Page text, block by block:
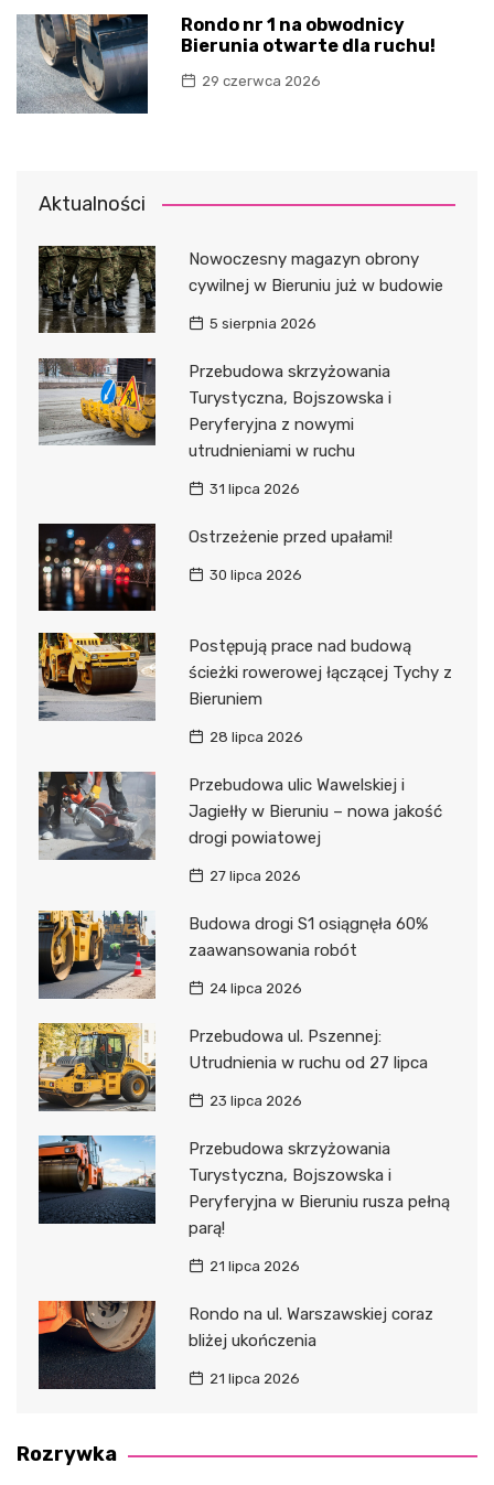
Rondo nr 1 na obwodnicy
Bierunia otwarte dla ruchu!
29 czerwca 2026
Aktualności
Nowoczesny magazyn obrony
cywilnej w Bieruniu już w budowie
5 sierpnia 2026
Przebudowa skrzyżowania
Turystyczna, Bojszowska i
Peryferyjna z nowymi
utrudnieniami w ruchu
31 lipca 2026
Ostrzeżenie przed upałami!
30 lipca 2026
Postępują prace nad budową
ścieżki rowerowej łączącej Tychy z
Bieruniem
28 lipca 2026
Przebudowa ulic Wawelskiej i
Jagiełły w Bieruniu – nowa jakość
drogi powiatowej
27 lipca 2026
Budowa drogi S1 osiągnęła 60%
zaawansowania robót
24 lipca 2026
Przebudowa ul. Pszennej:
Utrudnienia w ruchu od 27 lipca
23 lipca 2026
Przebudowa skrzyżowania
Turystyczna, Bojszowska i
Peryferyjna w Bieruniu rusza pełną
parą!
21 lipca 2026
Rondo na ul. Warszawskiej coraz
bliżej ukończenia
21 lipca 2026
Rozrywka